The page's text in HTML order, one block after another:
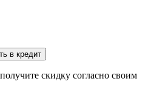
Купить в кредит
скидку согласно своим